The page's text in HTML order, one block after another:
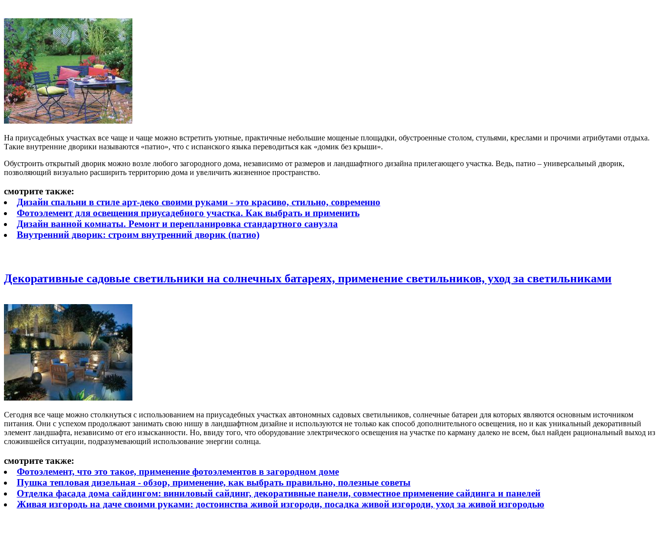
На приусадебных участках все чаще и чаще можно встретить уютные, практичные небольшие мощеные площадки, обустроенные столом, стульями, креслами и прочими атрибутами отдыха.
Такие внутренние дворики называются «патио», что с испанского языка переводиться как «домик без крыши».
Обустроить открытый дворик можно возле любого загородного дома, независимо от размеров и ландшафтного дизайна прилегающего участка. Ведь, патио – универсальный дворик,
позволяющий визуально расширить территорию дома и увеличить жизненное пространство.
смотрите также:
Дизайн спальни в стиле арт-деко своими руками - это красиво, стильно, современно
Фотоэлемент для освещения приусадебного участка. Как выбрать и применить
Дизайн ванной комнаты. Ремонт и перепланировка стандартного санузла
Внутренний дворик: строим внутренний дворик (патио)
Декоративные садовые светильники на солнечных батареях, применение светильников, уход за светильниками
Сегодня все чаще можно столкнуться с использованием на приусадебных участках автономных садовых светильников, солнечные батареи для которых являются основным источником
питания. Они с успехом продолжают занимать свою нишу в ландшафтном дизайне и используются не только как способ дополнительного освещения, но и как уникальный декоративный
элемент ландшафта, независимо от его изысканности. Но, ввиду того, что оборудование электрического освещения на участке по карману далеко не всем, был найден рациональный выход из
сложившейся ситуации, подразумевающий использование энергии солнца.
смотрите также:
Фотоэлемент, что это такое, применение фотоэлементов в загородном доме
Пушка тепловая дизельная - обзор, применение, как выбрать правильно, полезные советы
Отделка фасада дома сайдингом: виниловый сайдинг, декоративные панели, совместное применение сайдинга и панелей
Живая изгородь на даче своими руками: достоинства живой изгороди, посадка живой изгороди, уход за живой изгородью